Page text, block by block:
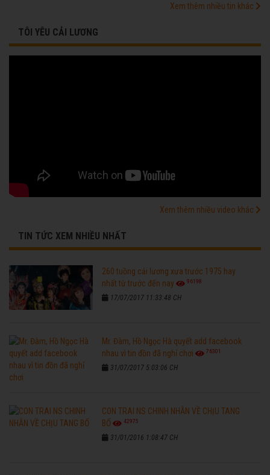
Xem thêm nhiều tin khác
TÔI YÊU CẢI LƯƠNG
Xem thêm nhiều video khác
TIN TỨC XEM NHIỀU NHẤT
260 tuồng cải lương xưa trước 1975 hay
nhất từ trước đến nay
96198
17/07/2017 11:33:48 CH
Mr. Đàm, Hồ Ngọc Hà quyết add facebook
nhau vì tin đồn đã nghỉ chơi
76301
31/07/2017 5:03:06 CH
CON TRAI NS CHINH NHẪN VỀ CHỊU TANG
BỐ
42975
31/01/2016 1:08:47 CH